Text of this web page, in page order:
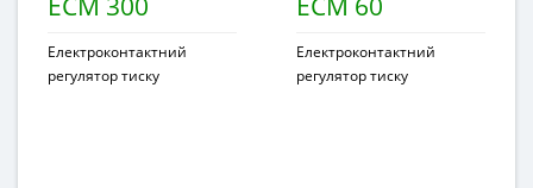
Електроконтактний
регулятор тиску
Електроконтактний
регулятор тиску